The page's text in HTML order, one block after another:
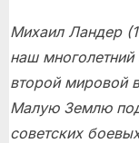
Михаил Ландер
наш многолетний
второй мировой
Малую Землю
советских